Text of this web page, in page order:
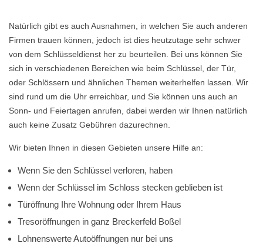
Natürlich gibt es auch Ausnahmen, in welchen Sie auch anderen
Firmen trauen können, jedoch ist dies heutzutage sehr schwer
von dem Schlüsseldienst her zu beurteilen. Bei uns können Sie
sich in verschiedenen Bereichen wie beim Schlüssel, der Tür,
oder Schlössern und ähnlichen Themen weiterhelfen lassen. Wir
sind rund um die Uhr erreichbar, und Sie können uns auch an
Sonn- und Feiertagen anrufen, dabei werden wir Ihnen natürlich
auch keine Zusatz Gebühren dazurechnen.
Wir bieten Ihnen in diesen Gebieten unsere Hilfe an:
Wenn Sie den Schlüssel verloren, haben
Wenn der Schlüssel im Schloss stecken geblieben ist
Türöffnung Ihre Wohnung oder Ihrem Haus
Tresoröffnungen in ganz Breckerfeld Boßel
Lohnenswerte Autoöffnungen nur bei uns